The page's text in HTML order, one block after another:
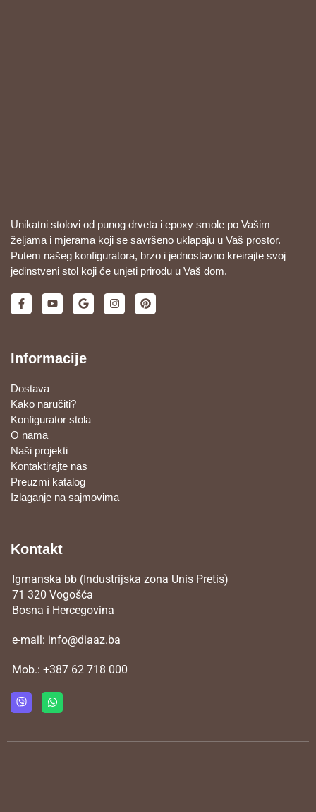
Unikatni stolovi od punog drveta i epoxy smole po Vašim
željama i mjerama koji se savršeno uklapaju u Vaš prostor.
Putem našeg konfiguratora, brzo i jednostavno kreirajte svoj
jedinstveni stol koji će unjeti prirodu u Vaš dom.
Informacije
Dostava
Kako naručiti?
Konfigurator stola
O nama
Naši projekti
Kontaktirajte nas
Preuzmi katalog
Izlaganje na sajmovima
Kontakt
Igmanska bb (Industrijska zona Unis Pretis)
71 320 Vogošća
Bosna i Hercegovina
e-mail: info@diaaz.ba
Mob.: +387 62 718 000